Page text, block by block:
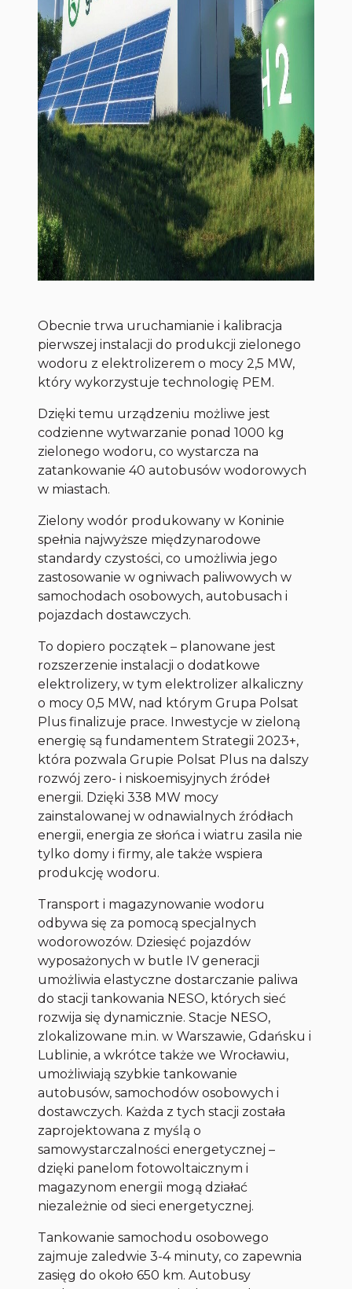
Obecnie trwa uruchamianie i kalibracja
pierwszej instalacji do produkcji zielonego
wodoru z elektrolizerem o mocy 2,5 MW,
który wykorzystuje technologię PEM.
Dzięki temu urządzeniu możliwe jest
codzienne wytwarzanie ponad 1000 kg
zielonego wodoru, co wystarcza na
zatankowanie 40 autobusów wodorowych
w miastach.
Zielony wodór produkowany w Koninie
spełnia najwyższe międzynarodowe
standardy czystości, co umożliwia jego
zastosowanie w ogniwach paliwowych w
samochodach osobowych, autobusach i
pojazdach dostawczych.
To dopiero początek – planowane jest
rozszerzenie instalacji o dodatkowe
elektrolizery, w tym elektrolizer alkaliczny
o mocy 0,5 MW, nad którym Grupa Polsat
Plus finalizuje prace. Inwestycje w zieloną
energię są fundamentem Strategii 2023+,
która pozwala Grupie Polsat Plus na dalszy
rozwój zero- i niskoemisyjnych źródeł
energii. Dzięki 338 MW mocy
zainstalowanej w odnawialnych źródłach
energii, energia ze słońca i wiatru zasila nie
tylko domy i firmy, ale także wspiera
produkcję wodoru.
Transport i magazynowanie wodoru
odbywa się za pomocą specjalnych
wodorowozów. Dziesięć pojazdów
wyposażonych w butle IV generacji
umożliwia elastyczne dostarczanie paliwa
do stacji tankowania NESO, których sieć
rozwija się dynamicznie. Stacje NESO,
zlokalizowane m.in. w Warszawie, Gdańsku i
Lublinie, a wkrótce także we Wrocławiu,
umożliwiają szybkie tankowanie
autobusów, samochodów osobowych i
dostawczych. Każda z tych stacji została
zaprojektowana z myślą o
samowystarczalności energetycznej –
dzięki panelom fotowoltaicznym i
magazynom energii mogą działać
niezależnie od sieci energetycznej.
Tankowanie samochodu osobowego
zajmuje zaledwie 3-4 minuty, co zapewnia
zasięg do około 650 km. Autobusy